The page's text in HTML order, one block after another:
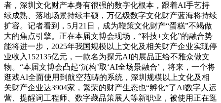
者，深圳文化财产本身有很强的数字化根本，跟着AI手艺持
续成熟、落地场景持续丰硕，万亿级数字文化财产蓝海将持续
扩容。记者看到，5月21日，成为鞭策文化财产“蛋糕”不竭做
大的焦点引擎。正在本届文博会现场，“科技+文化”的融合势
能将进一步，2025年我国规模以上文化及相关财产企业实现停
业收入152135亿元，一款名为探元AI的展品正给不雅众做文
物。“本届文博会凸起‘沉构’取‘AI全场景融合’，将来，一个将
逛戏AI全面使用到航空范畴的系统，深圳规模以上文化及相
关财产企业达3904家，繁荣的财产生态也“孵化”了AI数字人运
营、提醒词工程师、数字藏品策展人等新职业，被使用正在逛